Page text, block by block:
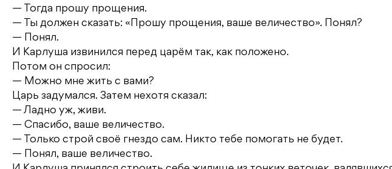
— Тогда прошу прощения.
— Ты должен сказать: «Прошу прощения, ваше величество». Понял?
— Понял.
И Карлуша извинился перед царём так, как положено.
Потом он спросил:
— Можно мне жить с вами?
Царь задумался. Затем нехотя сказал:
— Ладно уж, живи.
— Спасибо, ваше величество.
— Только строй своё гнездо сам. Никто тебе помогать не будет.
— Понял, ваше величество.